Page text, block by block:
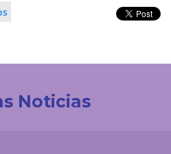
Noticias